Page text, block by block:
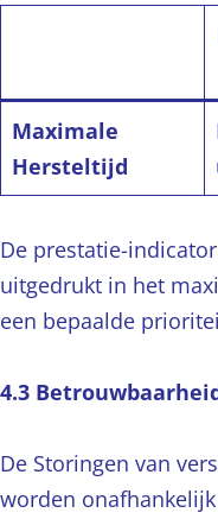
Maximale
Hersteltijd
De prestatie-
uitgedrukt in het
een bepaalde
4.3
De Storingen van
worden